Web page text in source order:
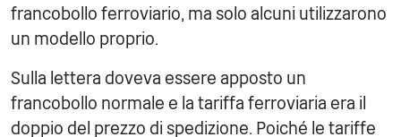
francobollo ferroviario, ma solo alcuni utilizzarono
un modello proprio.
Sulla lettera doveva essere apposto un
francobollo normale e la tariffa ferroviaria era il
doppio del prezzo di spedizione. Poiché le tariffe